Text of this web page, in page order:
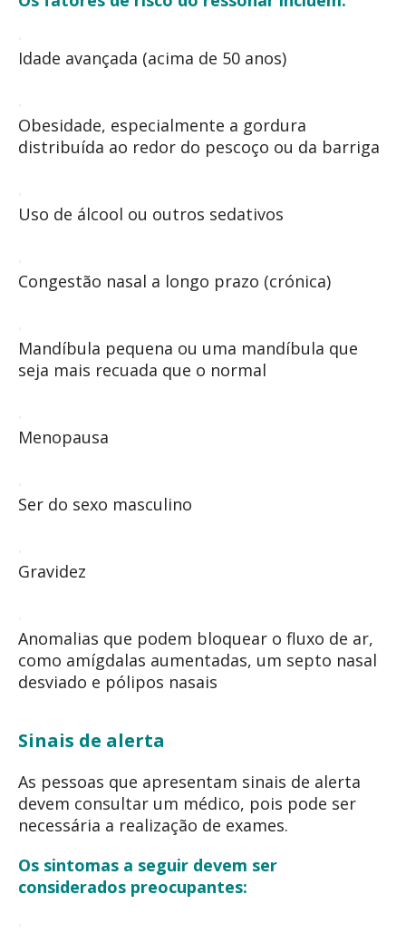
Idade avançada (acima de 50 anos)
Obesidade, especialmente a gordura
distribuída ao redor do pescoço ou da barriga
Uso de álcool ou outros sedativos
Congestão nasal a longo prazo (crónica)
Mandíbula pequena ou uma mandíbula que
seja mais recuada que o normal
Menopausa
Ser do sexo masculino
Gravidez
Anomalias que podem bloquear o fluxo de ar,
como amígdalas aumentadas, um septo nasal
desviado e pólipos nasais
Sinais de alerta
As pessoas que apresentam sinais de alerta
devem consultar um médico, pois pode ser
necessária a realização de exames.
Os sintomas a seguir devem ser
considerados preocupantes: